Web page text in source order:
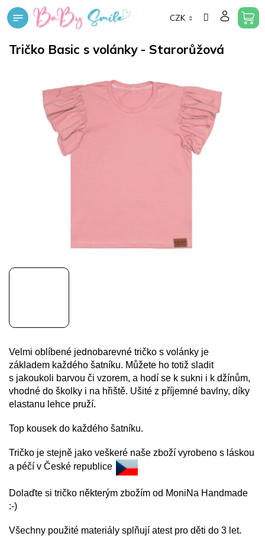
Přejít
na
CZK
Tričko Basic s volánky - Starorůžová
Velmi oblíbené jednobarevné tričko s volánky je
základem každého šatníku. Můžete ho totiž sladit
s jakoukoli barvou či vzorem, a hodí se k sukni i k džínům,
vhodné do školky i na hřiště. Ušité z příjemné bavlny, díky
elastanu lehce pruží.
Top kousek do každého šatníku.
Tričko je stejně jako veškeré naše zboží vyrobeno s láskou
a péčí v České republice
Dolaďte si tričko některým zbožím od MoniNa Handmade
:-)
Všechny použité materiály splňují atest pro děti do 3 let.